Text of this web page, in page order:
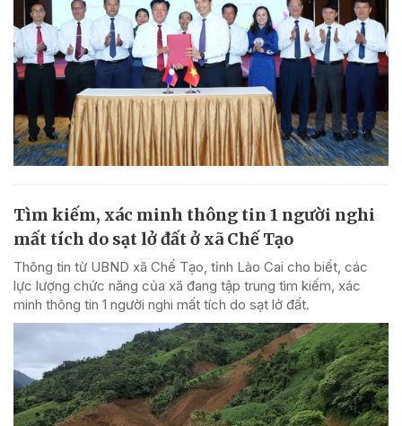
Tìm kiếm, xác minh thông tin 1 người nghi
mất tích do sạt lở đất ở xã Chế Tạo
Thông tin từ UBND xã Chế Tạo, tỉnh Lào Cai cho biết, các
lực lượng chức năng của xã đang tập trung tìm kiếm, xác
minh thông tin 1 người nghi mất tích do sạt lở đất.